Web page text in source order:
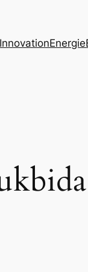
InnovationEnergie